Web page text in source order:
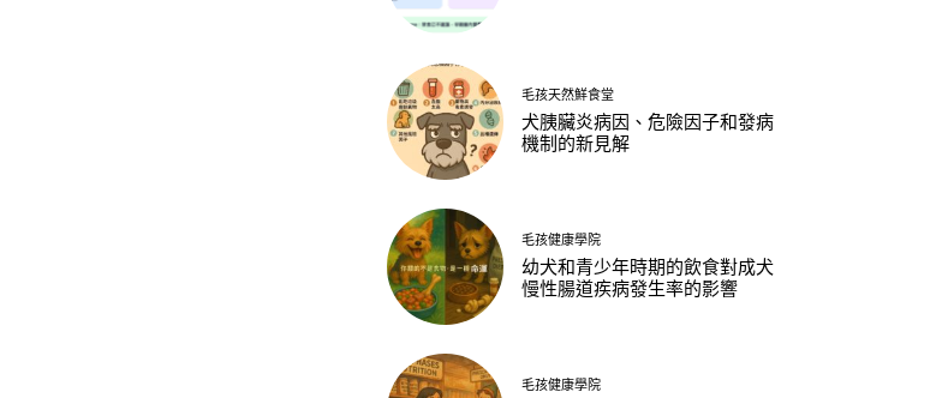
毛孩天然鮮食堂
犬胰臟炎病因、危險因子和發病
機制的新見解
毛孩健康學院
幼犬和青少年時期的飲食對成犬
慢性腸道疾病發生率的影響
毛孩健康學院